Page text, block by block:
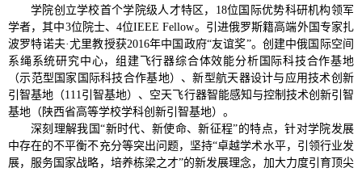
学院创立学校首个学院级人才特区，18位国际优势科研机构领军
学者，其中3位院士、4位IEEE Fellow。引进俄罗斯籍高端外国专家扎
波罗特诺夫·尤里教授获2016年中国政府“友谊奖”。创建中俄国际空间
系绳系统研究中心，组建飞行器综合体效能分析国际科技合作基地
（示范型国家国际科技合作基地）、新型航天器设计与应用技术创新
引智基地（111引智基地）、空天飞行器智能感知与控制技术创新引智
基地（陕西省高等学校学科创新引智基地）。
深刻理解我国“新时代、新使命、新征程”的特点，针对学院发展
中存在的不平衡不充分等突出问题，坚持“卓越学术水平，引领行业发
展，服务国家战略，培养栋梁之才”的新发展理念，加大力度引育顶尖